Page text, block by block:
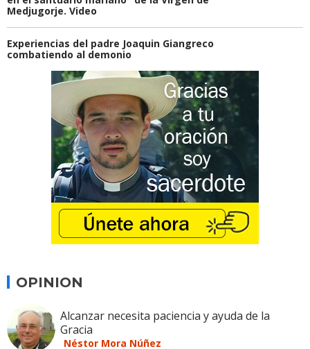
Medjugorje. Video
Experiencias del padre Joaquin Giangreco
combatiendo al demonio
OPINION
Alcanzar necesita paciencia y ayuda de la
Gracia
Néstor Mora Núñez